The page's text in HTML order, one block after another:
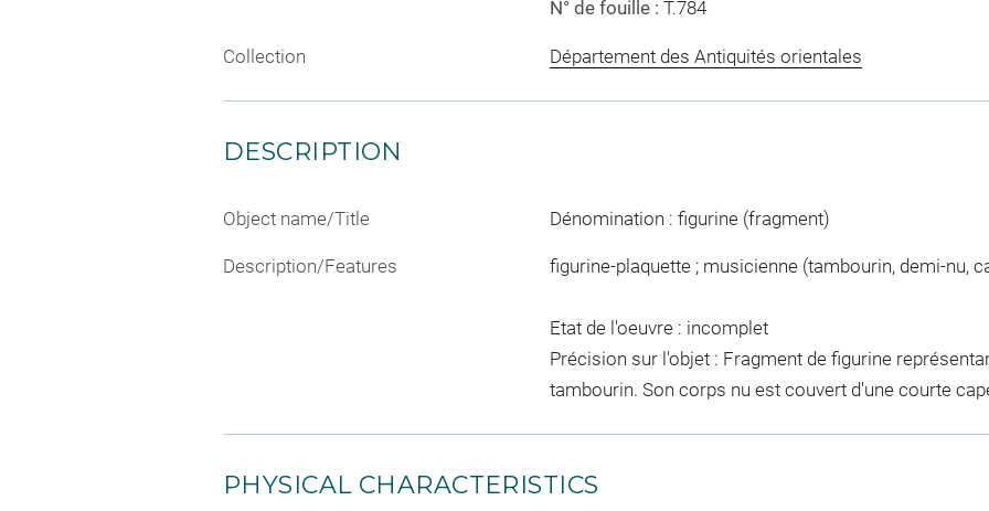
N° de fouille : T.784
Collection Département des Antiquités orientales
DESCRIPTION
Object name/Title Dénomination : figurine (fragment)
Description/Features figurine-plaquette ; musicienne (tambourin, demi-nu,
Etat de l'oeuvre : incomplet
Précision sur l'objet : Fragment de figurine
tambourin. Son corps nu est couvert d'une courte
PHYSICAL CHARACTERISTICS